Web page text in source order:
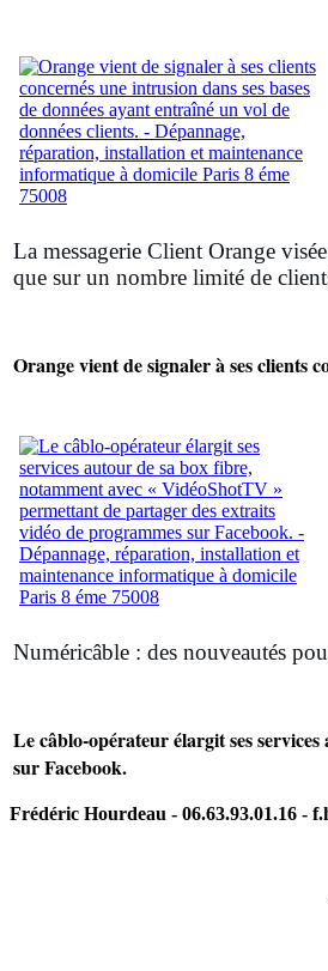
La messagerie Client Orange
que sur un nombre limité de
Orange vient de signaler à ses clients
Numéricâble : des nouveautés
Le câblo-opérateur élargit ses
sur Facebook.
Frédéric Hourdeau - 06.63.93.01.16 -